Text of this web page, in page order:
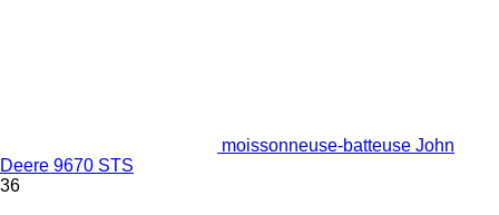
moissonneuse-batteuse John
Deere 9670 STS
36